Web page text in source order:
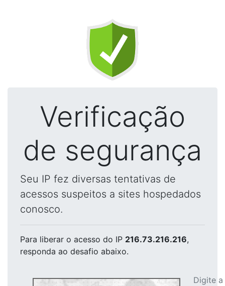
Verificação
de segurança
Seu IP fez diversas tentativas de
acessos suspeitos a sites hospedados
conosco.
Para liberar o acesso do IP 216.73.216.216,
responda ao desafio abaixo.
Digite